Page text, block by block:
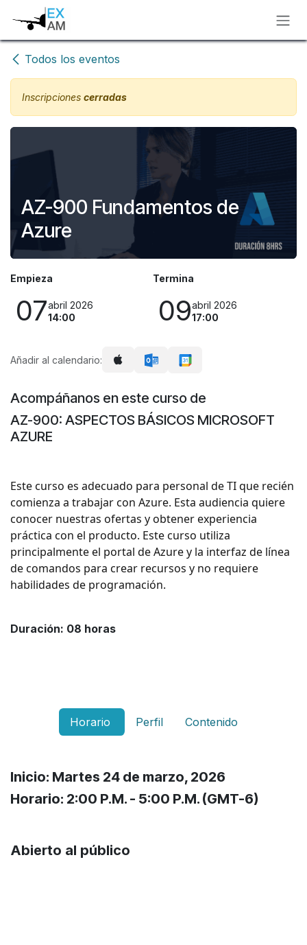
Ir al contenido
Todos los eventos
Inscripciones cerradas
AZ-900 Fundamentos de
Azure
Empieza
07abril 2026
14:00
Termina
09abril 2026
17:00
Añadir al calendario:
Acompáñanos en este curso de
AZ-900: ASPECTOS BÁSICOS MICROSOFT
AZURE
Este curso es adecuado para personal de TI que recién
comienza a trabajar con Azure. Esta audiencia quiere
conocer nuestras ofertas y obtener experiencia
práctica con el producto. Este curso utiliza
principalmente el portal de Azure y la interfaz de línea
de comandos para crear recursos y no requiere
habilidades de programación.
Duración: 08 horas
Horario Perfil Contenido
Inicio: Martes 24 de marzo, 2026
Horario: 2:00 P.M. - 5:00 P.M. (GMT-6)
Abierto al público